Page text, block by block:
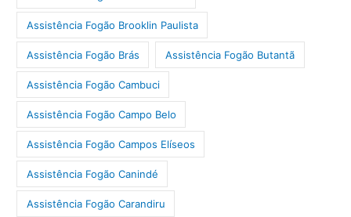
Assistência Fogão Brooklin Paulista
Assistência Fogão Brás Assistência Fogão Butantã
Assistência Fogão Cambuci
Assistência Fogão Campo Belo
Assistência Fogão Campos Elíseos
Assistência Fogão Canindé
Assistência Fogão Carandiru